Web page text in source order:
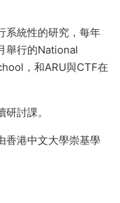
系統性的研究，每年
舉行的National
，和ARU與CTF在
討課。
香港中文大學崇基學